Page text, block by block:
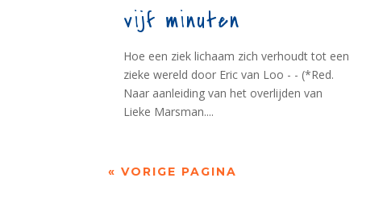
vijf minuten
Hoe een ziek lichaam zich verhoudt tot een
zieke wereld door Eric van Loo - - (*Red.
Naar aanleiding van het overlijden van
Lieke Marsman....
« VORIGE PAGINA